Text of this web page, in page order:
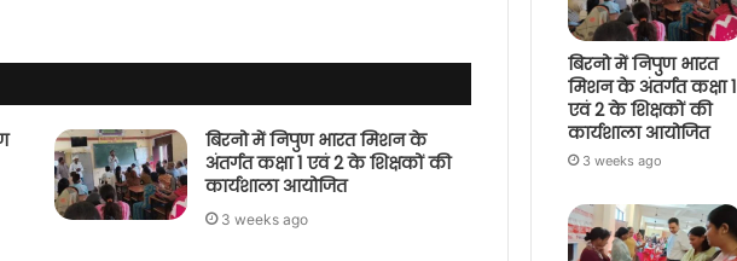
बिरनो में निपुण भारत मिशन के
अंतर्गत कक्षा 1 एवं 2 के शिक्षकों की
कार्यशाला आयोजित
3 weeks ago
बिरनो में निपुण भारत
मिशन के अंतर्गत कक्षा 1
एवं 2 के शिक्षकों की
कार्यशाला आयोजित
3 weeks ago